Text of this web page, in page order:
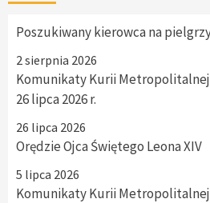
Poszukiwany kierowca na
2 sierpnia 2026
Komunikaty Kurii
26 lipca 2026 r.
26 lipca 2026
Orędzie Ojca Świętego Leona XIV
5 lipca 2026
Komunikaty Kurii